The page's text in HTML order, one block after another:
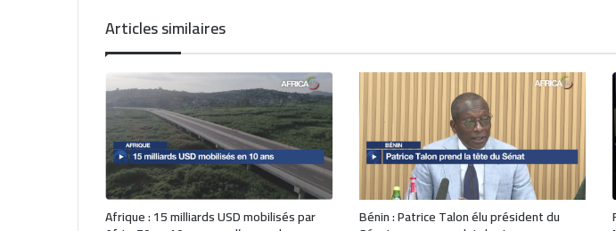
Articles similaires
Afrique : 15 milliards USD mobilisés par Bénin : Patrice Talon élu président du